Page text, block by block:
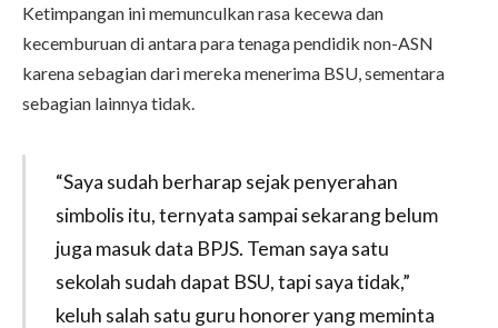
Ketimpangan ini memunculkan rasa kecewa dan
kecemburuan di antara para tenaga pendidik non-ASN
karena sebagian dari mereka menerima BSU, sementara
sebagian lainnya tidak.
“Saya sudah berharap sejak penyerahan
simbolis itu, ternyata sampai sekarang belum
juga masuk data BPJS. Teman saya satu
sekolah sudah dapat BSU, tapi saya tidak,”
keluh salah satu guru honorer yang meminta